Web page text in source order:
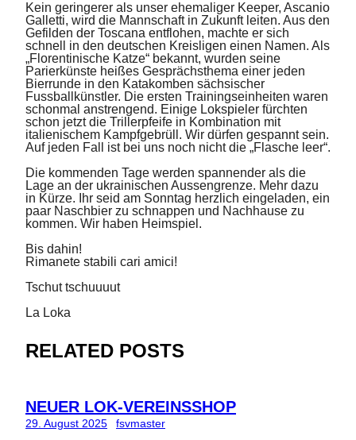
Kein geringerer als unser ehemaliger Keeper, Ascanio
Galletti, wird die Mannschaft in Zukunft leiten. Aus den
Gefilden der Toscana entflohen, machte er sich
schnell in den deutschen Kreisligen einen Namen. Als
„Florentinische Katze“ bekannt, wurden seine
Parierkünste heißes Gesprächsthema einer jeden
Bierrunde in den Katakomben sächsischer
Fussballkünstler. Die ersten Trainingseinheiten waren
schonmal anstrengend. Einige Lokspieler fürchten
schon jetzt die Trillerpfeife in Kombination mit
italienischem Kampfgebrüll. Wir dürfen gespannt sein.
Auf jeden Fall ist bei uns noch nicht die „Flasche leer“.
Die kommenden Tage werden spannender als die
Lage an der ukrainischen Aussengrenze. Mehr dazu
in Kürze. Ihr seid am Sonntag herzlich eingeladen, ein
paar Naschbier zu schnappen und Nachhause zu
kommen. Wir haben Heimspiel.
Bis dahin!
Rimanete stabili cari amici!
Tschut tschuuuut
La Loka
RELATED POSTS
NEUER LOK-VEREINSSHOP
29. August 2025 fsvmaster